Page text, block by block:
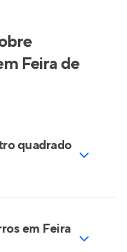
Feira de
quadrado
em Feira